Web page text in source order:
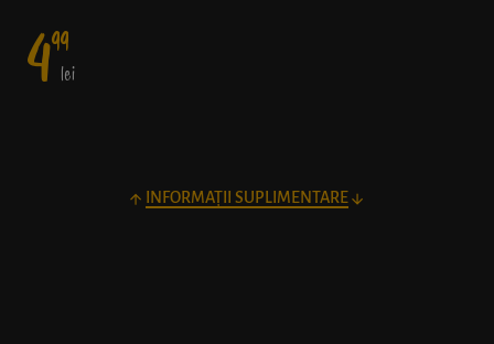
499
lei
INFORMAȚII SUPLIMENTARE